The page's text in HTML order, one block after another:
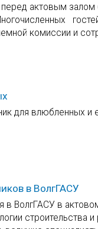
актовым
комиссии и
для влюбленных и
в ВолгГАСУ
в ВолгГАСУ в
строительства